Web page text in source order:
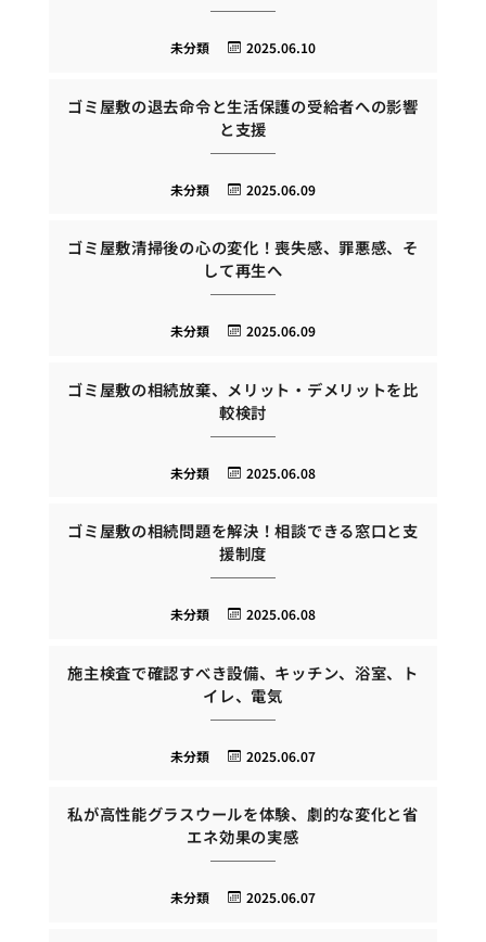
2025.06.10
未分類
ゴミ屋敷の退去命令と生活保護の受給者への影響
と支援
2025.06.09
未分類
ゴミ屋敷清掃後の心の変化！喪失感、罪悪感、そ
して再生へ
2025.06.09
未分類
ゴミ屋敷の相続放棄、メリット・デメリットを比
較検討
2025.06.08
未分類
ゴミ屋敷の相続問題を解決！相談できる窓口と支
援制度
2025.06.08
未分類
施主検査で確認すべき設備、キッチン、浴室、ト
イレ、電気
2025.06.07
未分類
私が高性能グラスウールを体験、劇的な変化と省
エネ効果の実感
2025.06.07
未分類